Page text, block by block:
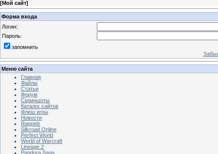
[Мой сайт]
Форма входа
Логин:
Пароль:
запомнить
Меню сайта
Главная
Файлы
Статьи
Форум
Скриншоты
Каталог сайтов
Флеш игры
Новости
Rappelz
Silkroad Online
Perfect World
World of Warcraft
Lineage 2
Pandora Saga